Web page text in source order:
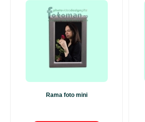
Rama foto mini